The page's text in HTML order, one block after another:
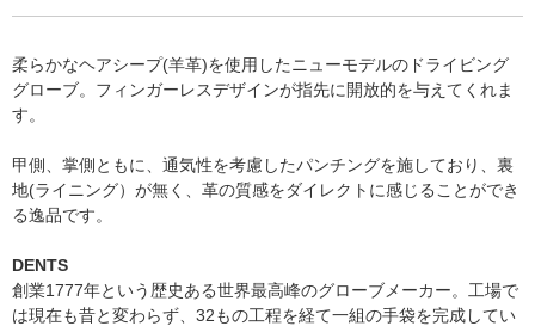
柔らかなヘアシープ(羊革)を使用したニューモデルのドライビング
グローブ。フィンガーレスデザインが指先に開放的を与えてくれま
す。
甲側、掌側ともに、通気性を考慮したパンチングを施しており、裏
地(ライニング）が無く、革の質感をダイレクトに感じることができ
る逸品です。
DENTS
創業1777年という歴史ある世界最高峰のグローブメーカー。工場で
は現在も昔と変わらず、32もの工程を経て一組の手袋を完成してい